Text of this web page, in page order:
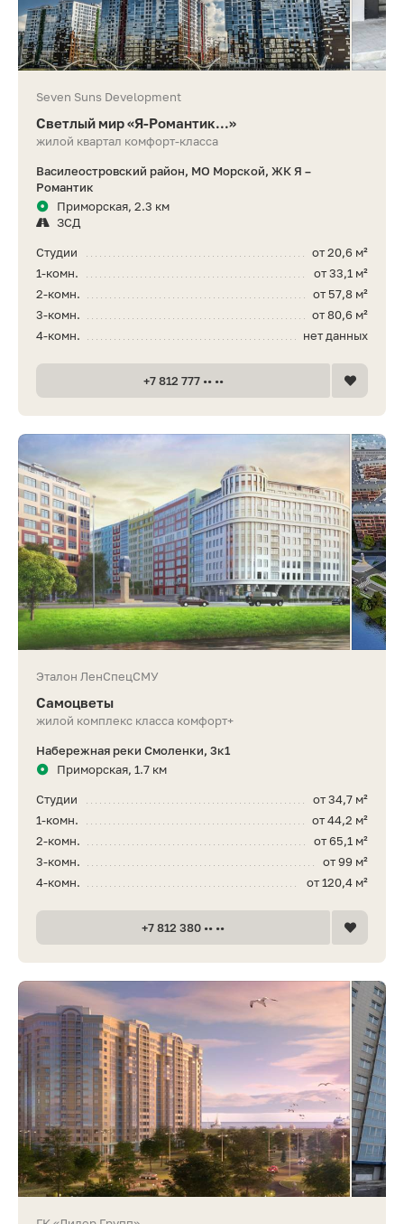
Seven Suns Development
Светлый мир «Я-Романтик...»
жилой квартал комфорт-класса
Василеостровский район, МО Морской, ЖК Я –
Романтик
Приморская, 2.3 км
ЗСД
от 20,6 м²
Студии
от 33,1 м²
1-комн.
от 57,8 м²
2-комн.
от 80,6 м²
3-комн.
нет данных
4-комн.
+7 812 777 •• ••
Эталон ЛенСпецСМУ
Самоцветы
жилой комплекс класса комфорт+
Набережная реки Смоленки, 3к1
Приморская, 1.7 км
от 34,7 м²
Студии
от 44,2 м²
1-комн.
от 65,1 м²
2-комн.
от 99 м²
3-комн.
от 120,4 м²
4-комн.
+7 812 380 •• ••